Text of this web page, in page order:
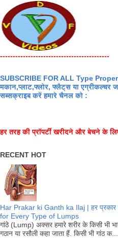
-------------------------------------------
SUBSCRIBE FOR ALL Type
मकान,प्लाट,फ्लोर, फ्लैट्स या एग्रीकल्चर
सब्सक्राइब करें हमारे चैनल को :
हर तरह की प्रॉपर्टी खरीदने और बेचने के
RECENT HOT
Har Prakar ki Ganth ka Ilaj | हर
for Every Type of Lumps
गांठे (Lump) अक्सर हमारे शरीर के किसी भी
गठान या रसौली कहा जाता हैं. किसी भी गांठ क...